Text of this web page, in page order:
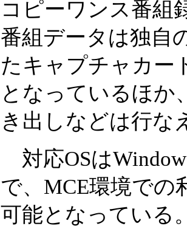
コピーワンス番組
番組データは独自
たキャプチャカー
となっているほか
き出しなどは行な
対応OSは
で、MCE環境での
可能となっている